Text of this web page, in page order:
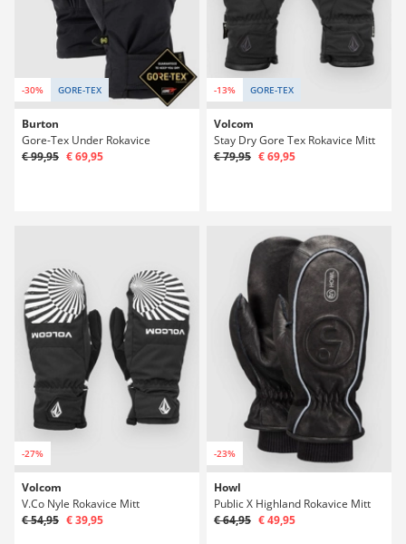
-30% GORE-TEX
Burton
Gore-Tex Under Rokavice
€ 99,95 € 69,95
-13% GORE-TEX
Volcom
Stay Dry Gore Tex Rokavice Mitt
€ 79,95 € 69,95
-27%
Volcom
V.Co Nyle Rokavice Mitt
€ 54,95 € 39,95
-23%
Howl
Public X Highland Rokavice Mitt
€ 64,95 € 49,95